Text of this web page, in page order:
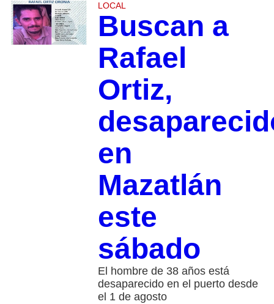
LOCAL
Buscan a
Rafael
Ortiz,
en
Mazatlán
este
sábado
El hombre de 38 años está
desaparecido en el puerto desde
el 1 de agosto